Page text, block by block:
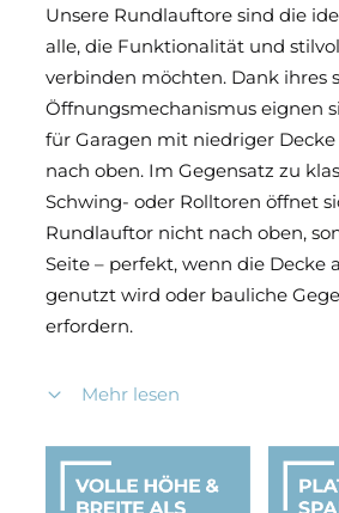
Unsere Rundlauftore sind die
alle, die Funktionalität und
verbinden möchten. Dank ihres
Öffnungsmechanismus eignen
für Garagen mit niedriger
nach oben. Im Gegensatz zu
Schwing- oder Rolltoren öffnet
Rundlauftor nicht nach oben,
Seite – perfekt, wenn die Decke
genutzt wird oder bauliche
erfordern.
Gefertigt aus robustem Holz
Langlebigkeit und Vielseitigkeit.
zahlreichen Farben,
Mehr lesen